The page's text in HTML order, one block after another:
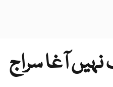
آغا سراج